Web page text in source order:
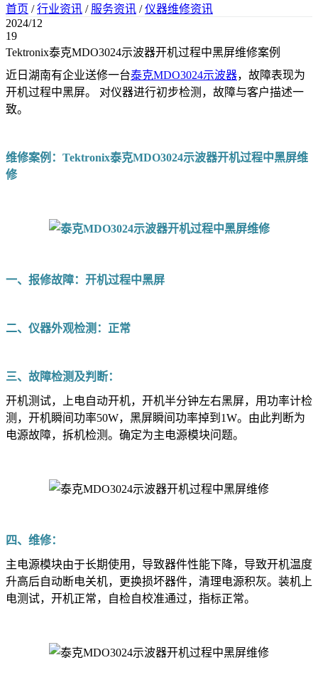
首页 /行业资讯 / 服务资讯 /仪器维修资讯
2024/12
19
Tektronix泰克MDO3024示波器开机过程中黑屏维修案例
近日湖南有企业送修一台泰克MDO3024示波器，故障表现为
开机过程中黑屏。 对仪器进行初步检测，故障与客户描述一
致。
维修案例：Tektronix泰克MDO3024示波器开机过程中黑屏维
修
一、报修故障：开机过程中黑屏
二、仪器外观检测：正常
三、故障检测及判断：
开机测试，上电自动开机，开机半分钟左右黑屏，用功率计检
测，开机瞬间功率50W，黑屏瞬间功率掉到1W。由此判断为
电源故障，拆机检测。确定为主电源模块问题。
四、维修：
主电源模块由于长期使用，导致器件性能下降，导致开机温度
升高后自动断电关机，更换损坏器件，清理电源积灰。装机上
电测试，开机正常，自检自校准通过，指标正常。